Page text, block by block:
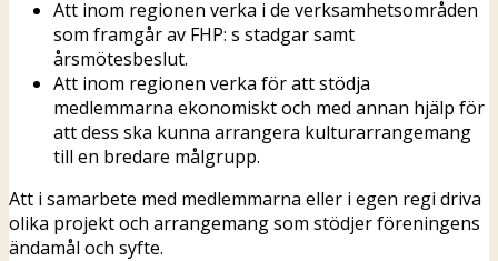
Att inom regionen verka i de verksamhetsområden
som framgår av FHP: s stadgar samt
årsmötesbeslut.
Att inom regionen verka för att stödja
medlemmarna ekonomiskt och med annan hjälp för
att dess ska kunna arrangera kulturarrangemang
till en bredare målgrupp.
Att i samarbete med medlemmarna eller i egen regi driva
olika projekt och arrangemang som stödjer föreningens
ändamål och syfte.